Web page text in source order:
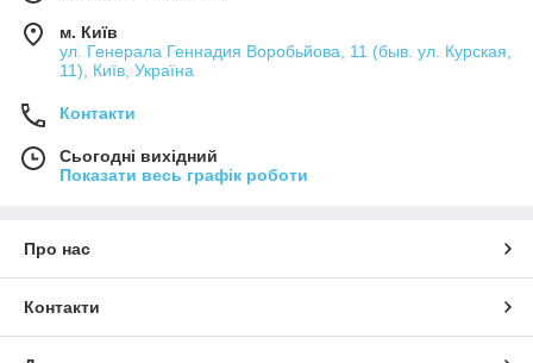
м. Київ
ул. Генерала Геннадия Воробьйова, 11 (быв. ул. Курская,
11), Київ, Україна
Контакти
Сьогодні вихідний
Показати весь графік роботи
Про нас
Контакти